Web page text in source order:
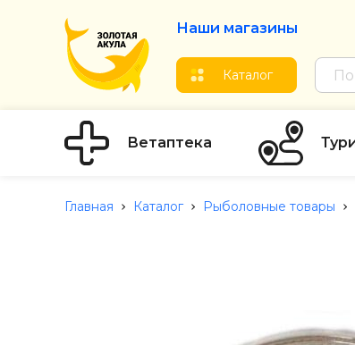
Наши магазины
Каталог
Ветаптека
Главная Каталог Рыболовные товары